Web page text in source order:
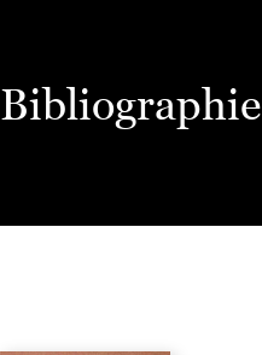
Bibliographie